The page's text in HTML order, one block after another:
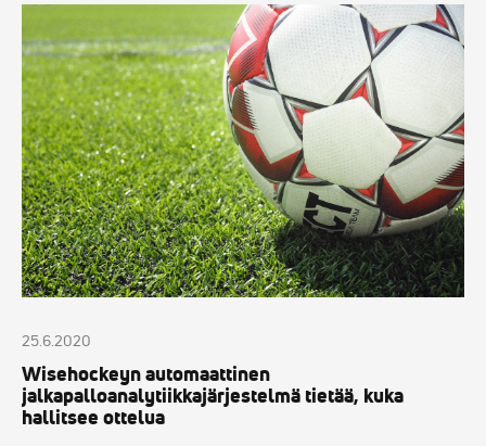
Wisehockeyn
automaattinen
jalkapalloanalytiikkajärjestelmä
tietää,
kuka
hallitsee
ottelua
25.6.2020
Wisehockeyn automaattinen
jalkapalloanalytiikkajärjestelmä tietää, kuka
hallitsee ottelua